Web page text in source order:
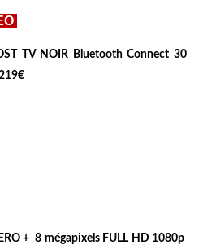
TV NOIR Bluetooth Connect 30
+ 8 mégapixels FULL HD 1080p